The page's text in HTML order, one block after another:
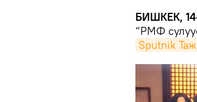
БИШКЕК,
“РМФ
Sputnik